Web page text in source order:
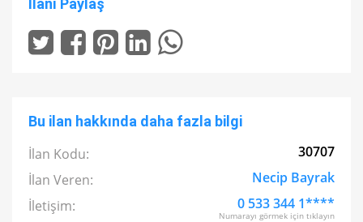
İlanı Paylaş
Bu ilan hakkında daha fazla bilgi
İlan Kodu:
30707
İlan Veren:
Necip Bayrak
İletişim:
0 533 344 1****
Numarayı görmek için tıklayın